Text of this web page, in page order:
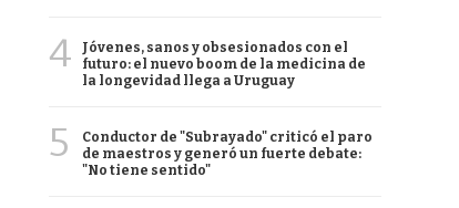
4
Jóvenes, sanos y obsesionados con el
futuro: el nuevo boom de la medicina de
la longevidad llega a Uruguay
5
Conductor de "Subrayado" criticó el paro
de maestros y generó un fuerte debate:
"No tiene sentido"